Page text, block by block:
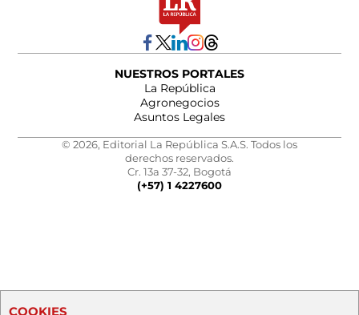
NUESTROS PORTALES
La República
Agronegocios
Asuntos Legales
© 2026, Editorial La República S.A.S. Todos los
derechos reservados.
Cr. 13a 37-32, Bogotá
(+57) 1 4227600
COOKIES